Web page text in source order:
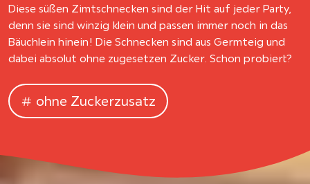
Diese süßen Zimtschnecken sind der Hit auf jeder Party,
denn sie sind winzig klein und passen immer noch in das
Bäuchlein hinein! Die Schnecken sind aus Germteig und
dabei absolut ohne zugesetzen Zucker. Schon probiert?
ohne Zuckerzusatz